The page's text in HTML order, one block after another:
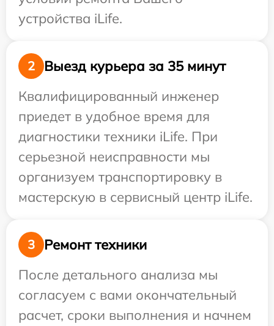
устройства iLife.
2
Выезд курьера за 35 минут
Квалифицированный инженер
приедет в удобное время для
диагностики техники iLife. При
серьезной неисправности мы
организуем транспортировку в
мастерскую в сервисный центр iLife.
3
Ремонт техники
После детального анализа мы
согласуем с вами окончательный
расчет, сроки выполнения и начнем